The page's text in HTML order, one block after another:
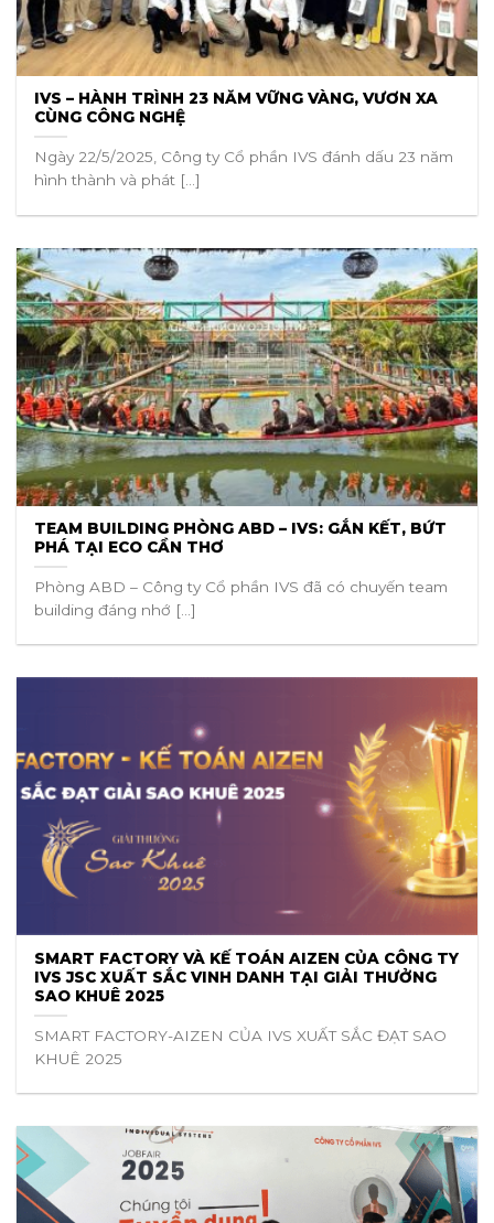
IVS – HÀNH TRÌNH 23 NĂM VỮNG VÀNG, VƯƠN XA
CÙNG CÔNG NGHỆ
Ngày 22/5/2025, Công ty Cổ phần IVS đánh dấu 23 năm
hình thành và phát [...]
TEAM BUILDING PHÒNG ABD – IVS: GẮN KẾT, BỨT
PHÁ TẠI ECO CẦN THƠ
Phòng ABD – Công ty Cổ phần IVS đã có chuyến team
building đáng nhớ [...]
SMART FACTORY VÀ KẾ TOÁN AIZEN CỦA CÔNG TY
IVS JSC XUẤT SẮC VINH DANH TẠI GIẢI THƯỞNG
SAO KHUÊ 2025
SMART FACTORY-AIZEN CỦA IVS XUẤT SẮC ĐẠT SAO
KHUÊ 2025